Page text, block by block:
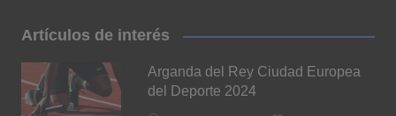
Artículos de interés
Arganda del Rey Ciudad Europea
del Deporte 2024